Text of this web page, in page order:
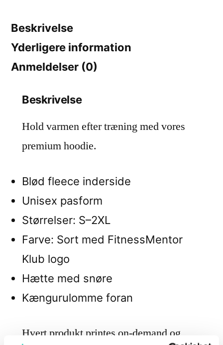
Beskrivelse
Yderligere information
Anmeldelser (0)
Beskrivelse
Hold varmen efter træning med vores
premium hoodie.
Blød fleece inderside
Unisex pasform
Størrelser: S–2XL
Farve: Sort med FitnessMentor
Klub logo
Hætte med snøre
Kængurulomme foran
Hvert produkt printes on-demand og